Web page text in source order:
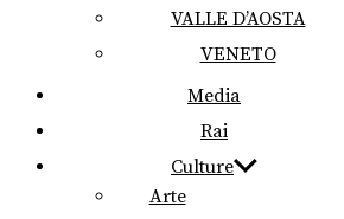
VALLE D’AOSTA
VENETO
Media
Rai
Culture
Arte